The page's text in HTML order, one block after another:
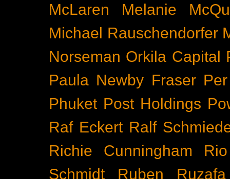
McLaren
Melanie
Michael Rauschendorfer
Norseman Orkila Capital
Paula Newby Fraser
Phuket Post Holdings
Raf Eckert Ralf
Richie Cunningham
Rio
Schmidt
Ruben Ruzafa